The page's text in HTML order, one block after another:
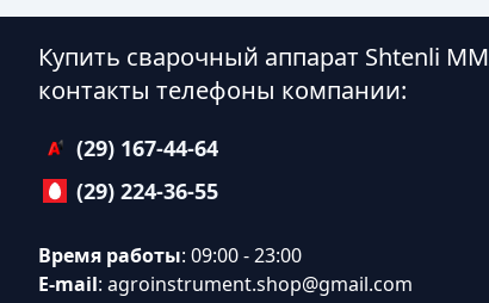
Купить сварочный аппарат Shtenli
контакты телефоны компании:
(29) 167-44-64
(29) 224-36-55
Время работы: 09:00 - 23:00
E-mail: agroinstrument.shop@gmail.com